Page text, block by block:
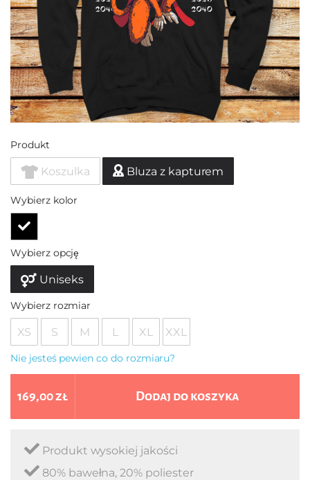
Produkt
Koszulka Bluza z kapturem
Wybierz kolor
Wybierz opcję
Uniseks
Wybierz rozmiar
XS S M L XL XXL
Nie jesteś pewien co do rozmiaru?
169,00 zł Dodaj do koszyka
Produkt wysokiej jakości
80% bawełna, 20% poliester